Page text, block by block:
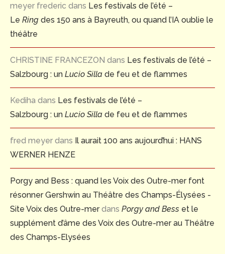
meyer frederic dans Les festivals de l’été –
Le Ring des 150 ans à Bayreuth, ou quand l’IA oublie le
théâtre
CHRISTINE FRANCEZON dans Les festivals de l’été –
Salzbourg : un Lucio Silla de feu et de flammes
Kediha dans Les festivals de l’été –
Salzbourg : un Lucio Silla de feu et de flammes
fred meyer dans Il aurait 100 ans aujourd’hui : HANS
WERNER HENZE
Porgy and Bess : quand les Voix des Outre-mer font
résonner Gershwin au Théâtre des Champs-Élysées -
Site Voix des Outre-merdans Porgy and Bess et le
supplément d’âme des Voix des Outre-mer au Théâtre
des Champs-Elysées